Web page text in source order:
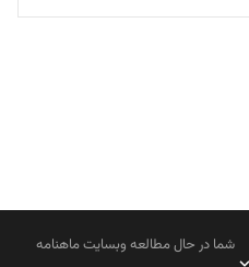
شما در حال مطالعه وبسایت ماهنامه